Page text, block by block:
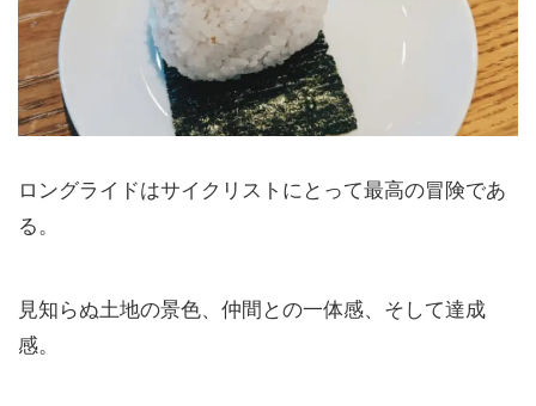
ロングライドはサイクリストにとって最高の冒険であ
る。
見知らぬ土地の景色、仲間との一体感、そして達成
感。